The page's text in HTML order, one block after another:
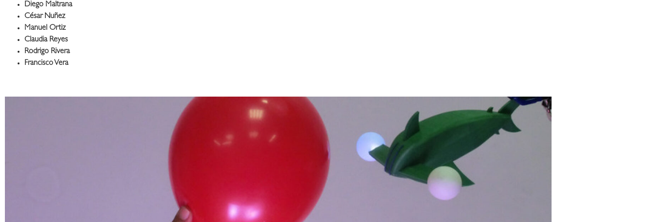
Diego Maltrana
César Nuñez
Manuel Ortiz
Claudia Reyes
Rodrigo Rivera
Francisco Vera